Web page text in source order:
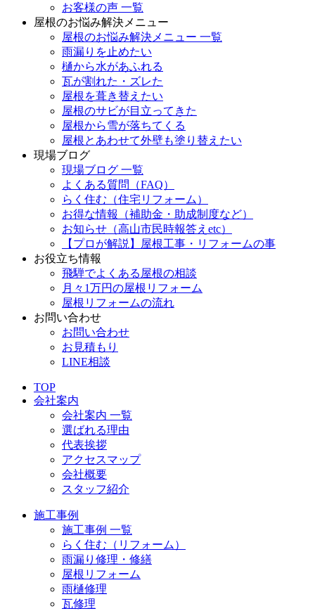
お客様の声 一覧
屋根のお悩み解決メニュー
屋根のお悩み解決メニュー 一覧
雨漏りを止めたい
樋から水があふれる
瓦が割れた・ズレた
屋根を葺き替えたい
屋根のサビが目立ってきた
屋根から雪が落ちてくる
屋根とあわせて外壁も塗り替えたい
現場ブログ
現場ブログ 一覧
よくある質問（FAQ）
らく住む（住宅リフォーム）
お得な情報（補助金・助成制度など）
お知らせ（高山市民時報答えetc）
【プロが解説】屋根工事・リフォームの事
お役立ち情報
飛騨でよくある屋根の相談
月々1万円の屋根リフォーム
屋根リフォームの流れ
お問い合わせ
お問い合わせ
お見積もり
LINE相談
TOP
会社案内
会社案内 一覧
選ばれる理由
代表挨拶
アクセスマップ
会社概要
スタッフ紹介
施工事例
施工事例 一覧
らく住む（リフォーム）
雨漏り修理・修繕
屋根リフォーム
雨樋修理
瓦修理